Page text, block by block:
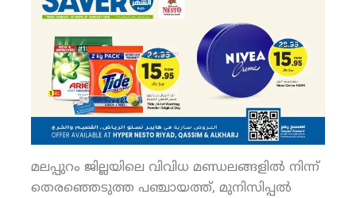
മലപ്പുറം ജില്ലയിലെ വിവിധ മണ്ഡലങ്ങളില്‍ നിന്ന്
തെരഞ്ഞെടുത്ത പഞ്ചായത്ത്, മുനിസിപ്പല്‍